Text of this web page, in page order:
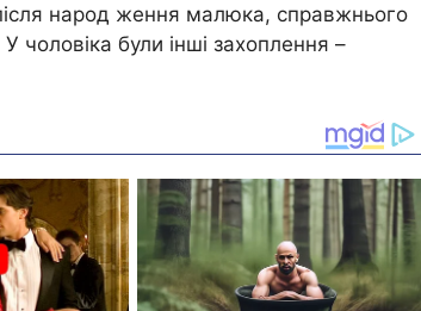
народ ження малюка, справжнього
чоловіка були інші захоплення –